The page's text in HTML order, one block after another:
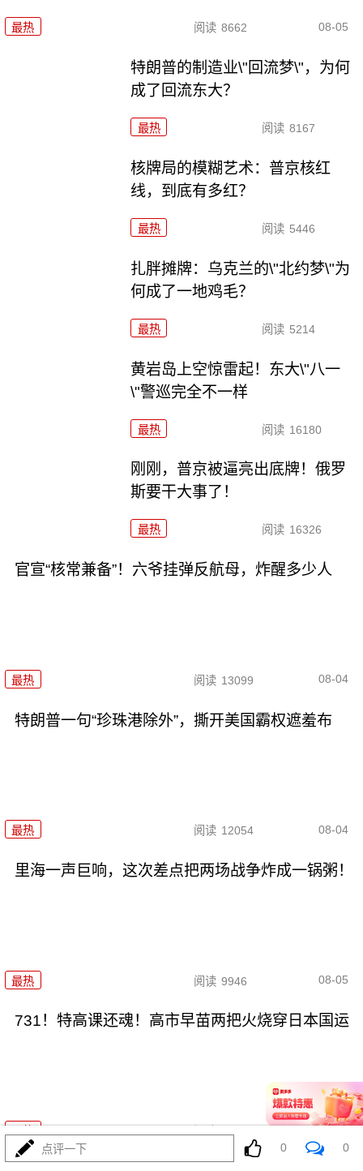
最热 阅读 8662 08-05
特朗普的制造业\"回流梦\"，为何
成了回流东大？
最热 阅读 8167
核牌局的模糊艺术：普京核红
线，到底有多红？
最热 阅读 5446
扎胖摊牌：乌克兰的\"北约梦\"为
何成了一地鸡毛？
最热 阅读 5214
黄岩岛上空惊雷起！东大\"八一
\"警巡完全不一样
最热 阅读 16180
刚刚，普京被逼亮出底牌！俄罗
斯要干大事了！
最热 阅读 16326
官宣“核常兼备”！六爷挂弹反航母，炸醒多少人
最热 阅读 13099 08-04
特朗普一句“珍珠港除外”，撕开美国霸权遮羞布
最热 阅读 12054 08-04
里海一声巨响，这次差点把两场战争炸成一锅粥！
最热 阅读 9946 08-05
731！特高课还魂！高市早苗两把火烧穿日本国运
08-04
点评一下 0 0